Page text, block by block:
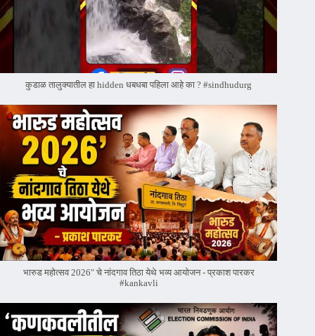
कुडाळ तालुक्यातील हा hidden धबधबा पहिला आहे का ? #sindhudurg
भारुड महोत्सव 2026" चे नांदगाव तिठा येथे भव्य आयोजन - प्रकाश पारकर
#kankavli